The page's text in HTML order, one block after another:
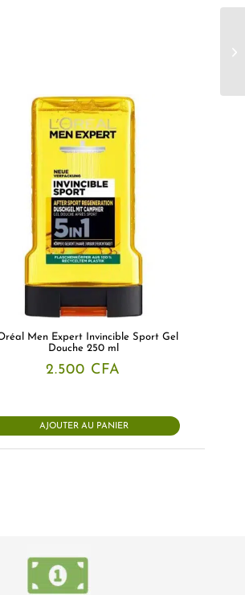
Men Expert Invincible Sport Gel
Douche 250 ml
2.500 CFA
AJOUTER AU PANIER